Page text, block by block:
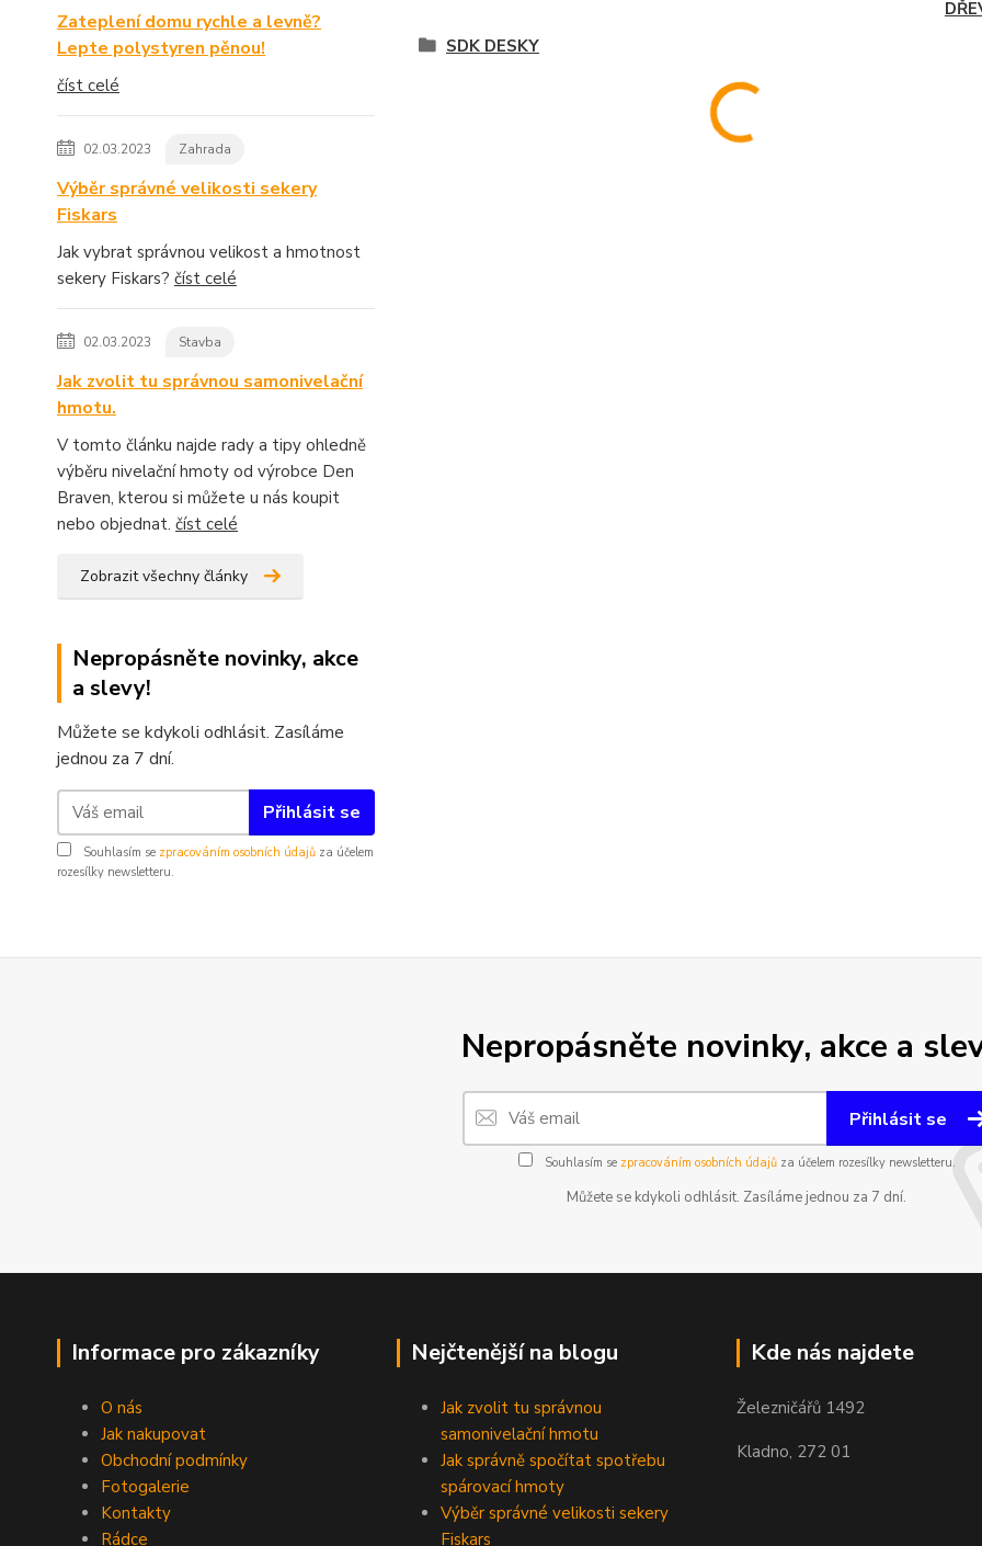
Zateplení domu rychle a levně?
Lepte polystyren pěnou!
číst celé
02.03.2023 Zahrada
Výběr správné velikosti sekery
Fiskars
Jak vybrat správnou velikost a hmotnost
sekery Fiskars? číst celé
02.03.2023 Stavba
Jak zvolit tu správnou samonivelační
hmotu.
V tomto článku najde rady a tipy ohledně
výběru nivelační hmoty od výrobce Den
Braven, kterou si můžete u nás koupit
nebo objednat. číst celé
Zobrazit všechny články
Nepropásněte novinky, akce
a slevy!
Můžete se kdykoli odhlásit. Zasíláme
jednou za 7 dní.
Přihlásit se
Souhlasím se zpracováním osobních údajů za účelem
rozesílky newsletteru.
SDK DESKY
Nepropásněte novinky, akce a
Přihlásit se
Souhlasím se zpracováním osobních údajůza účelem rozesílky newsletteru.
Můžete se kdykoli odhlásit. Zasíláme jednou za 7 dní.
Informace pro zákazníky
O nás
Jak nakupovat
Obchodní podmínky
Fotogalerie
Kontakty
Rádce
Nejčtenější na blogu
Jak zvolit tu správnou
samonivelační hmotu
Jak správně spočítat spotřebu
spárovací hmoty
Výběr správné velikosti sekery
Fiskars
Kde nás najdete
Železničářů 1492
Kladno, 272 01